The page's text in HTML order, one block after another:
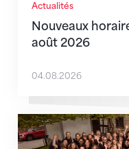
Actualités
Nouveaux
août 2026
04.08.2026
Quand l’inclusion